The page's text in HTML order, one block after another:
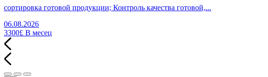
сортировка готовой продукции; Контроль качества готовой,...
06.08.2026
3300£ В месец